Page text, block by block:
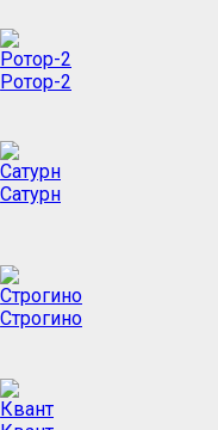
Ротор-2
Сатурн
Строгино